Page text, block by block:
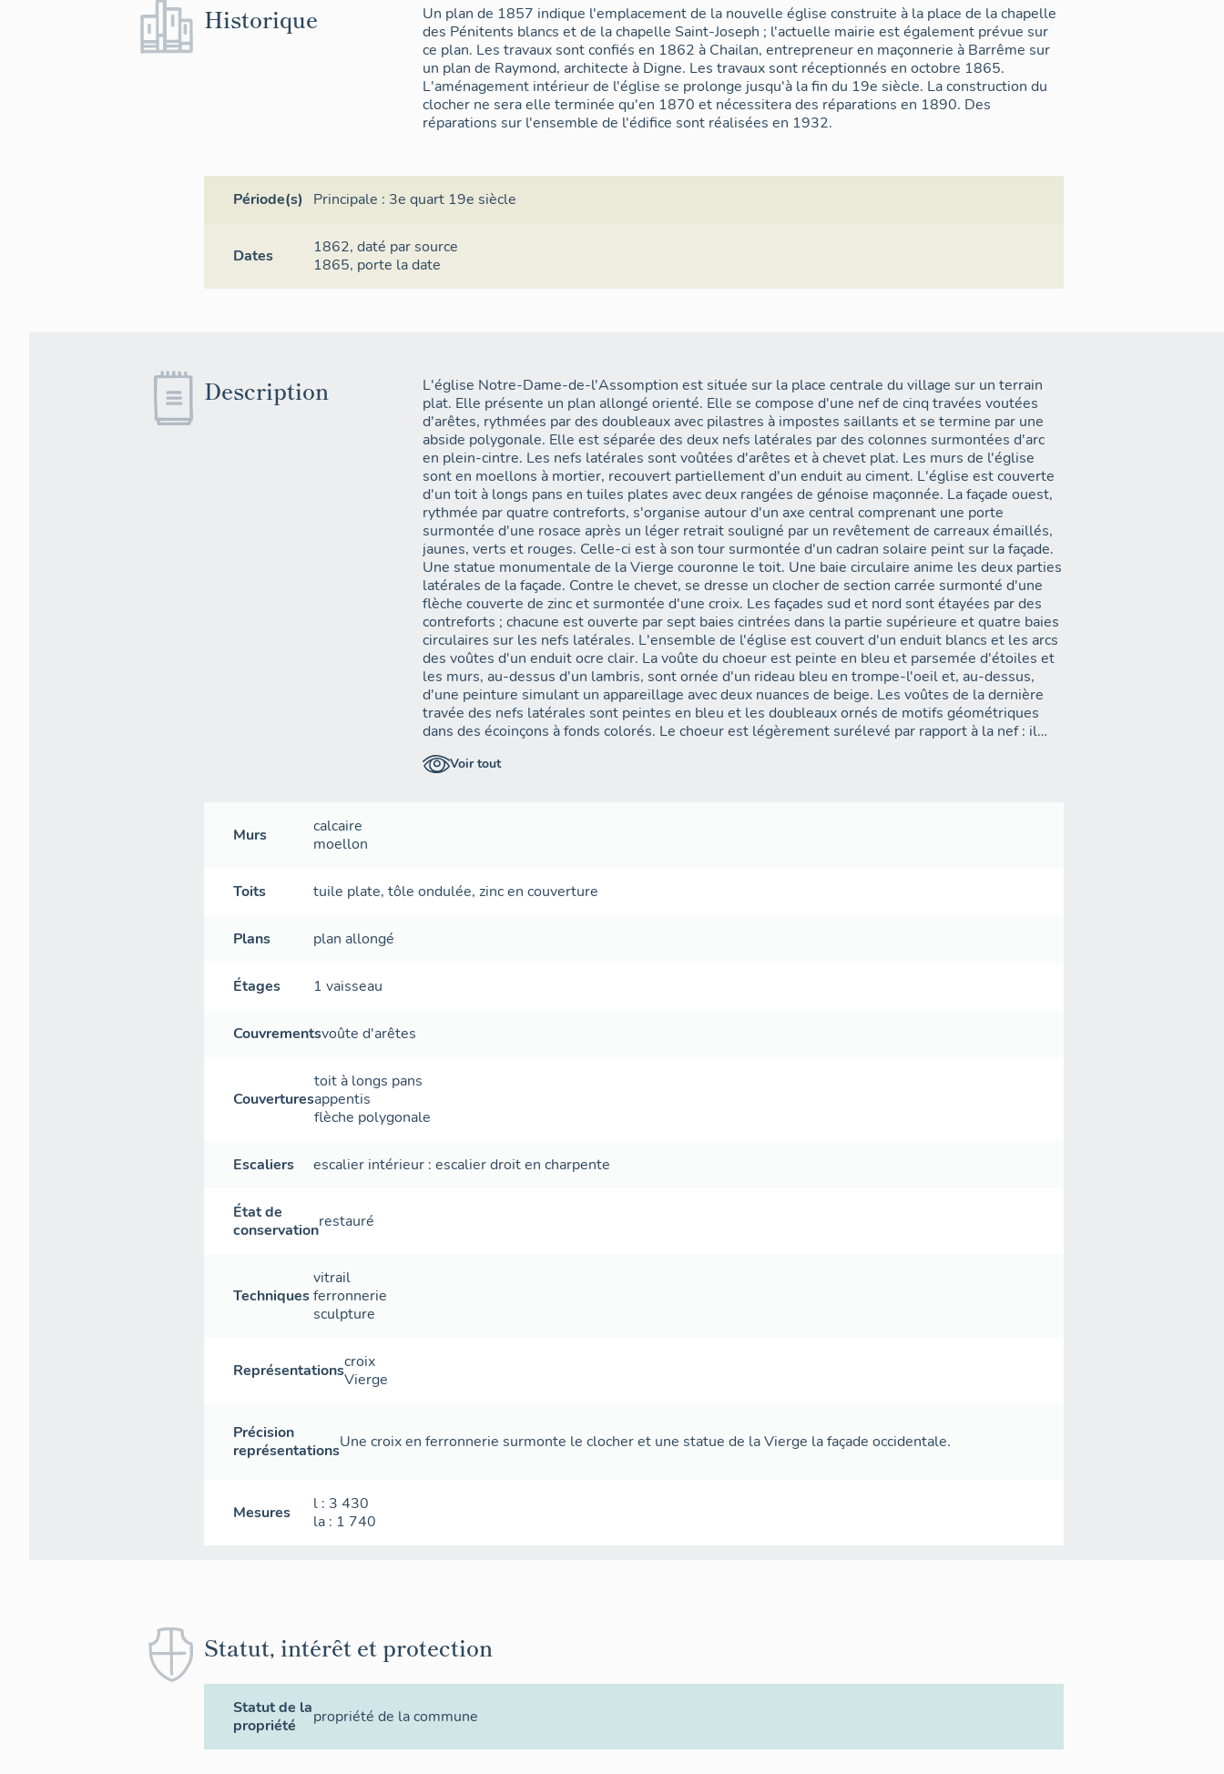
Historique
Un plan de 1857 indique l'emplacement de la nouvelle église construite à la place de la chapelle
des Pénitents blancs et de la chapelle Saint-Joseph ; l'actuelle mairie est également prévue sur
ce plan. Les travaux sont confiés en 1862 à Chailan, entrepreneur en maçonnerie à Barrême sur
un plan de Raymond, architecte à Digne. Les travaux sont réceptionnés en octobre 1865.
L'aménagement intérieur de l'église se prolonge jusqu'à la fin du 19e siècle. La construction du
clocher ne sera elle terminée qu'en 1870 et nécessitera des réparations en 1890. Des
réparations sur l'ensemble de l'édifice sont réalisées en 1932.
Période(s) Principale : 3e quart 19e siècle
Dates 1862, daté par source
1865, porte la date
Description
L'église Notre-Dame-de-l'Assomption est située sur la place centrale du village sur un terrain
plat. Elle présente un plan allongé orienté. Elle se compose d'une nef de cinq travées voutées
d'arêtes, rythmées par des doubleaux avec pilastres à impostes saillants et se termine par une
abside polygonale. Elle est séparée des deux nefs latérales par des colonnes surmontées d'arc
en plein-cintre. Les nefs latérales sont voûtées d'arêtes et à chevet plat. Les murs de l'église
sont en moellons à mortier, recouvert partiellement d'un enduit au ciment. L'église est couverte
d'un toit à longs pans en tuiles plates avec deux rangées de génoise maçonnée. La façade ouest,
rythmée par quatre contreforts, s'organise autour d'un axe central comprenant une porte
surmontée d'une rosace après un léger retrait souligné par un revêtement de carreaux émaillés,
jaunes, verts et rouges. Celle-ci est à son tour surmontée d'un cadran solaire peint sur la façade.
Une statue monumentale de la Vierge couronne le toit. Une baie circulaire anime les deux parties
latérales de la façade. Contre le chevet, se dresse un clocher de section carrée surmonté d'une
flèche couverte de zinc et surmontée d'une croix. Les façades sud et nord sont étayées par des
contreforts ; chacune est ouverte par sept baies cintrées dans la partie supérieure et quatre baies
circulaires sur les nefs latérales. L'ensemble de l'église est couvert d'un enduit blancs et les arcs
des voûtes d'un enduit ocre clair. La voûte du choeur est peinte en bleu et parsemée d'étoiles et
les murs, au-dessus d'un lambris, sont ornée d'un rideau bleu en trompe-l'oeil et, au-dessus,
d'une peinture simulant un appareillage avec deux nuances de beige. Les voûtes de la dernière
travée des nefs latérales sont peintes en bleu et les doubleaux ornés de motifs géométriques
dans des écoinçons à fonds colorés. Le choeur est légèrement surélevé par rapport à la nef : il
est de même pour les autels des nefs latérales. Le sol est en ciment. Les deux sacristies sont
Voir tout
Murs
calcaire
moellon
Toits tuile plate, tôle ondulée, zinc en couverture
Plans plan allongé
Étages 1 vaisseau
Couvrementsvoûte d'arêtes
Couvertures
toit à longs pans
appentis
flèche polygonale
Escaliers escalier intérieur : escalier droiten charpente
État de
conservationrestauré
Techniques
vitrail
ferronnerie
sculpture
Représentationscroix
Vierge
Précision
représentationsUne croix en ferronnerie surmonte le clocher et une statue de la Vierge la façade occidentale.
Mesures l : 3 430
la : 1 740
Statut, intérêt et protection
Statut de la
propriété
propriété de la commune